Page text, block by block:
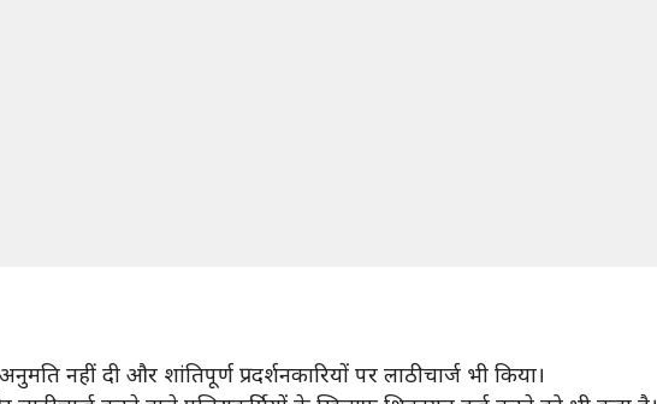
नहीं दी और शांतिपूर्ण प्रदर्शनकारियों पर लाठीचार्ज भी किया।